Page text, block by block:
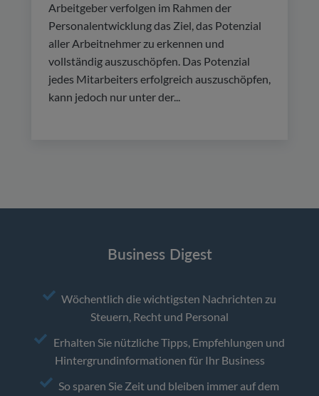
Arbeitgeber verfolgen im Rahmen der
Personalentwicklung das Ziel, das Potenzial
aller Arbeitnehmer zu erkennen und
vollständig auszuschöpfen. Das Potenzial
jedes Mitarbeiters erfolgreich auszuschöpfen,
kann jedoch nur unter der...
Business Digest
Wöchentlich die wichtigsten Nachrichten zu
Steuern, Recht und Personal
Erhalten Sie nützliche Tipps, Empfehlungen und
Hintergrundinformationen für Ihr Business
So sparen Sie Zeit und bleiben immer auf dem